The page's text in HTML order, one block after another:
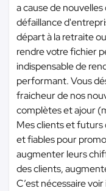
a cause de
défaillance
départ à la retraite
rendre votre fichier
indispensable de
performant. Vous
fraicheur de nos
complètes et ajour
Mes clients et futurs
et fiables pour
augmenter leurs
des clients,
C’est nécessaire